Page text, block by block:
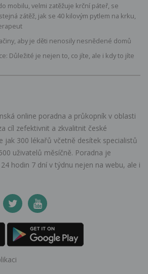
mobilu, velmi zatěžuje krční páteř, se
zátěž, jak se 40 kilovým pytlem na krku,
aby je děti nenosily nesnědené domů
Důležité je nejen to, co jíte, ale i kdy to jíte
online poradna a průkopník v oblasti
cíl zefektivnit a zkvalitnit české
jak 300 lékařů včetně desítek specialistů
uživatelů měsíčně. Poradna je
hodin 7 dní v týdnu nejen na webu, ale i